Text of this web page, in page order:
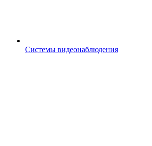
Системы видеонаблюдения